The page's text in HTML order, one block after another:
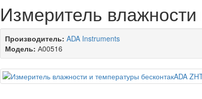
Измеритель
Производитель: ADA Instruments
Модель: А00516